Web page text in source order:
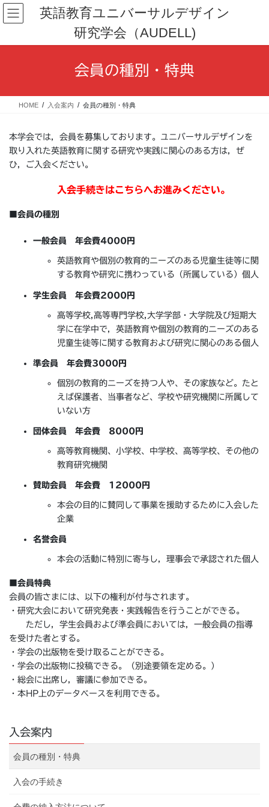
コ
ン
ン
ナ
ビ
ー
英語教育ユニバーサルデザイン
研究学会（AUDELL)
会員の種別・特典
HOME 入会案内 会員の種別・特典
本学会では，会員を募集しております。ユニバーサルデザインを
取り入れた英語教育に関する研究や実践に関心のある方は，ぜ
ひ，ご入会ください。
入会手続きはこちらへお進みください。
■会員の種別
一般会員 年会費4000円
英語教育や個別の教育的ニーズのある児童生徒等に関
する教育や研究に携わっている（所属している）個人
学生会員 年会費2000円
高等学校,高等専門学校,大学学部・大学院及び短期大
学に在学中で，英語教育や個別の教育的ニーズのある
児童生徒等に関する教育および研究に関心のある個人
準会員 年会費3000円
個別の教育的ニーズを持つ人や、その家族など。たと
えば保護者、当事者など、学校や研究機関に所属して
いない方
団体会員 年会費 8000円
高等教育機関、小学校、中学校、高等学校、その他の
教育研究機関
賛助会員 年会費 12000円
本会の目的に賛同して事業を援助するために入会した
企業
名誉会員
本会の活動に特別に寄与し，理事会で承認された個人
会員特典
会員の皆さまには、以下の権利が付与されます。
・研究大会において研究発表・実践報告を行うことができる。
ただし，学生会員および準会員においては，一般会員の指導
を受けた者とする。
・学会の出版物を受け取ることができる。
・学会の出版物に投稿できる。（別途要領を定める。）
・総会に出席し，審議に参加できる。
・本HP上のデータベースを利用できる。
入会案内
会員の種別・特典
入会の手続き